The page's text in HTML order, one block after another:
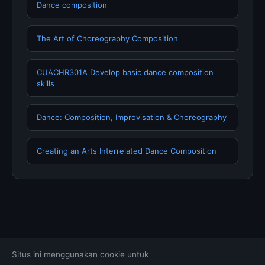
Dance composition
The Art of Choreography Composition
CUACHR301A Develop basic dance composition
skills
Dance: Composition, Improvisation & Choreography
Creating an Arts Interrelated Dance Composition
Syarat & Ketentuan
Situs ini menggunakan cookie untuk